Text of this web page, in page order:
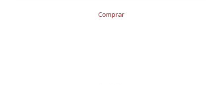
Comprar